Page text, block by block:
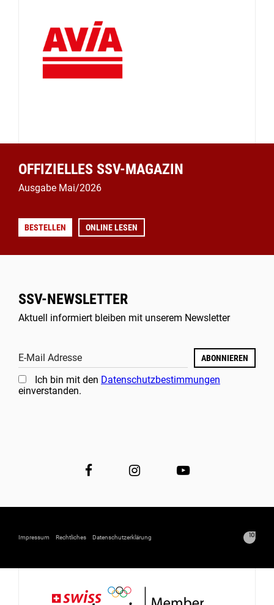
OFFIZIELLES SSV-MAGAZIN
Ausgabe Mai/2026
BESTELLEN ONLINE LESEN
SSV-NEWSLETTER
Aktuell informiert bleiben mit unserem Newsletter
E-Mail Adresse ABONNIEREN
Ich bin mit den Datenschutzbestimmungen
einverstanden.
Impressum Rechtliches Datenschutzerklärung